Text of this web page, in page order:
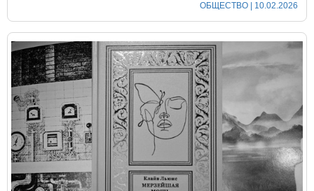
ОБЩЕСТВО | 10.02.2026